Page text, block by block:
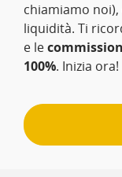
chiamiamo
liquidità. Ti
e le
100%. Inizia ora!